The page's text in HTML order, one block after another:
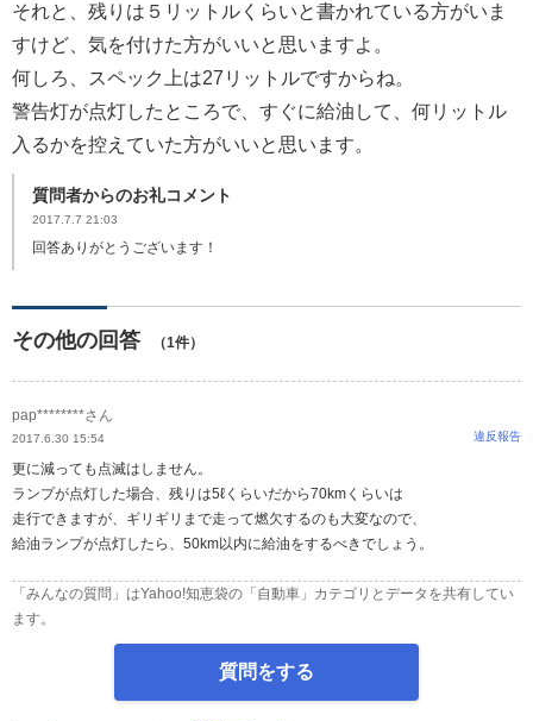
それと、残りは５リットルくらいと書かれている方がいま
すけど、気を付けた方がいいと思いますよ。
何しろ、スペック上は27リットルですからね。
警告灯が点灯したところで、すぐに給油して、何リットル
入るかを控えていた方がいいと思います。
質問者からのお礼コメント
2017.7.7 21:03
回答ありがとうございます！
その他の回答 （1件）
pap********さん
2017.6.30 15:54 違反報告
更に減っても点滅はしません。
ランプが点灯した場合、残りは5ℓくらいだから70kmくらいは
走行できますが、ギリギリまで走って燃欠するのも大変なので、
給油ランプが点灯したら、50km以内に給油をするべきでしょう。
「みんなの質問」はYahoo!知恵袋の「自動車」カテゴリとデータを共有してい
ます。
質問をする